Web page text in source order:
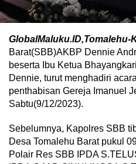
GlobalMaluku.ID,Tomalehu-
Barat(SBB)AKBP Dennie
beserta Ibu Ketua
Dennie, turut menghadiri
penthabisan Gereja Imanuel
Sabtu(9/12/2023).
Sebelumnya, Kapolres SBB
Desa Tomalehu Barat pukul
Polair Res SBB IPDA